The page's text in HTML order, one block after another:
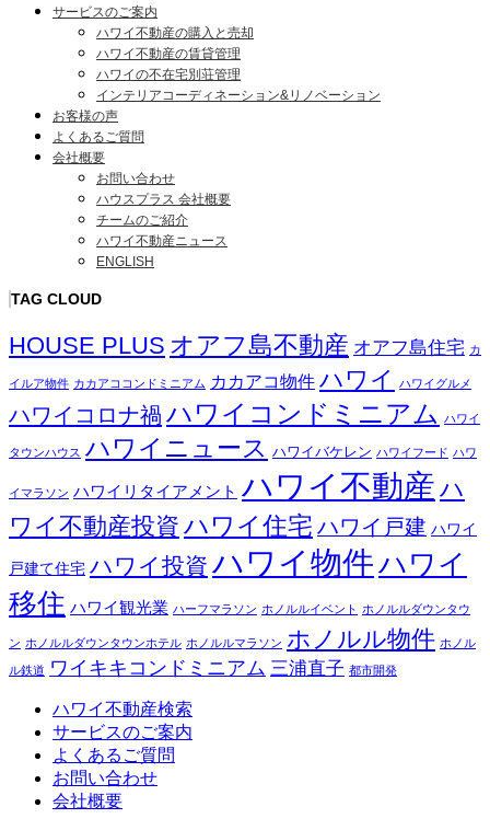
サービスのご案内
ハワイ不動産の購入と売却
ハワイ不動産の賃貸管理
ハワイの不在宅別荘管理
インテリアコーディネーション&リノベーション
お客様の声
よくあるご質問
会社概要
お問い合わせ
ハウスプラス 会社概要
チームのご紹介
ハワイ不動産ニュース
ENGLISH
TAG CLOUD
HOUSE PLUS オアフ島不動産 オアフ島住宅 カ
イルア物件 カカアココンドミニアム カカアコ物件 ハワイ ハワイグルメ
ハワイコロナ禍 ハワイコンドミニアム ハワイ
タウンハウス ハワイニュース ハワイバケレン ハワイフード ハワ
イマラソン ハワイリタイアメント ハワイ不動産 ハ
ワイ不動産投資 ハワイ住宅 ハワイ戸建 ハワイ
戸建て住宅 ハワイ投資 ハワイ物件ハワイ
移住 ハワイ観光業 ハーフマラソン ホノルルイベント ホノルルダウンタウ
ン ホノルルダウンタウンホテル ホノルルマラソン ホノルル物件 ホノル
ル鉄道 ワイキキコンドミニアム 三浦直子 都市開発
ハワイ不動産検索
サービスのご案内
よくあるご質問
お問い合わせ
会社概要